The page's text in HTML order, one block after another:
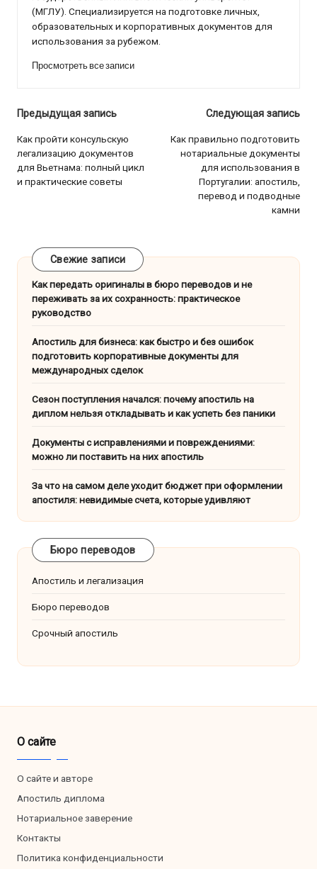
(МГЛУ). Специализируется на подготовке личных,
образовательных и корпоративных документов для
использования за рубежом.
Просмотреть все записи
Навигация
по
записям
Предыдущая запись
Как пройти консульскую
легализацию документов
для Вьетнама: полный цикл
и практические советы
Следующая запись
Как правильно подготовить
нотариальные документы
для использования в
Португалии: апостиль,
перевод и подводные
камни
Свежие записи
Как передать оригиналы в бюро переводов и не
переживать за их сохранность: практическое
руководство
Апостиль для бизнеса: как быстро и без ошибок
подготовить корпоративные документы для
международных сделок
Сезон поступления начался: почему апостиль на
диплом нельзя откладывать и как успеть без паники
Документы с исправлениями и повреждениями:
можно ли поставить на них апостиль
За что на самом деле уходит бюджет при оформлении
апостиля: невидимые счета, которые удивляют
Бюро переводов
Апостиль и легализация
Бюро переводов
Срочный апостиль
О сайте
О сайте и авторе
Апостиль диплома
Нотариальное заверение
Контакты
Политика конфиденциальности